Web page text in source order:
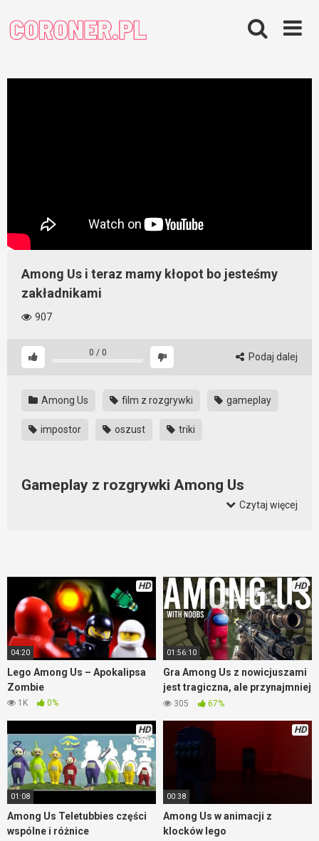
content
Among Us i teraz mamy kłopot bo jesteśmy
zakładnikami
907
0 / 0 Podaj dalej
Among Us film z rozgrywki gameplay
impostor oszust triki
Gameplay z rozgrywki Among Us
nauczyć kilku sztuczek by zastosować je w praktyce. I można
łatwiej znaleźć oszusta.
Czytaj więcej
HD
04:20
Lego Among Us – Apokalipsa
Zombie
1K 0%
HD
01:56:10
Gra Among Us z nowicjuszami
jest tragiczna, ale przynajmniej
jest wesoło
305 67%
HD
01:08
Among Us Teletubbies części
wspólne i różnice
HD
00:38
Among Us w animacji z
klocków lego